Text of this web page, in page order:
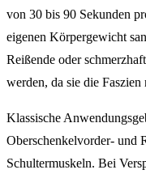
von 30 bis 90 Sekunden
eigenen Körpergewicht
Reißende oder
werden, da sie die Faszien
Klassische
Oberschenkelvorder- und
Schultermuskeln. Bei